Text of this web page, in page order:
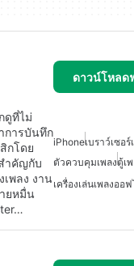
ดาวน์โหลด
ดูที่ไม่
การบันทึก
กโดย
ำคัญกับ
พลง งาน
ยหมื่น
iPhoneเบราว์เซอร์
ตัวควบคุมเพลงตู้เ
เครื่องเล่นเพลงอ